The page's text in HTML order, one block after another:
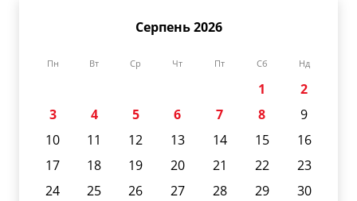
Серпень 2026
Пн Вт Ср Чт Пт Сб Нд
1
2
3
4 5 6 7 8
9
10
11 12 13 14 15
16
17
18 19 20 21 22
23
24
25 26 27 28 29
30